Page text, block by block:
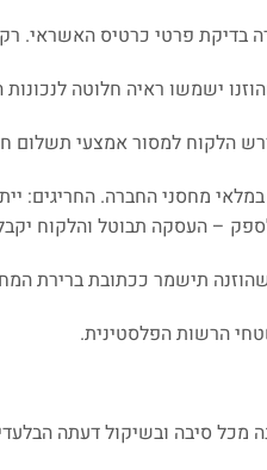
בדיקת פרטי כרטיס האשראי.
ישמשו ראיה חלוטה
הלקוח למסור אמצעי תשלום
מחסני החברה. החריגים:
– העסקה תבוטל והלקוח יקבל
תישמר ככתובת ברירת
הרשות הפלסטינית.
סיבה ובשיקול דעתה